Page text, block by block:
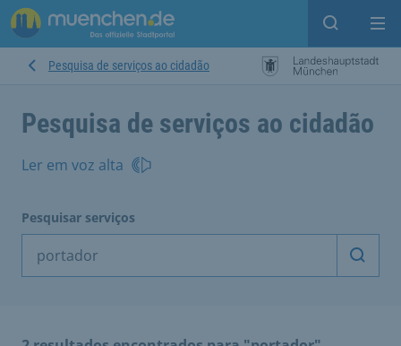
Open
Pesquisa de serviços ao cidadão
Pesquisa de serviços ao cidadão
Ler em voz alta
Pesquisar serviços